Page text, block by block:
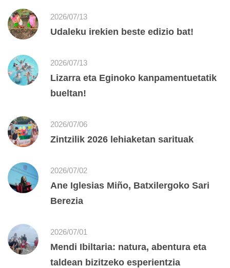
2026/07/13
Udaleku irekien beste edizio bat!
2026/07/13
Lizarra eta Eginoko kanpamentuetatik
bueltan!
2026/07/06
Zintzilik 2026 lehiaketan sarituak
2026/07/02
Ane Iglesias Miño, Batxilergoko Sari
Berezia
2026/07/01
Mendi Ibiltaria: natura, abentura eta
taldean bizitzeko esperientzia